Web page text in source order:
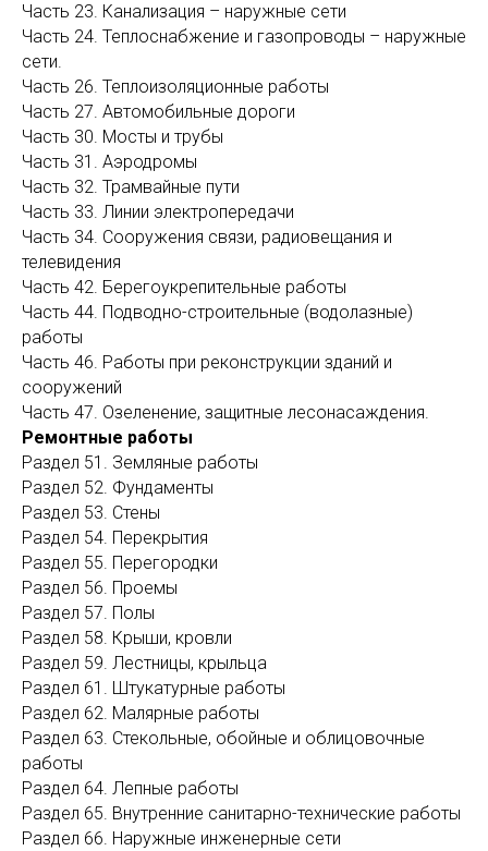
Часть 23. Канализация – наружные сети
Часть 24. Теплоснабжение и газопроводы – наружные
сети.
Часть 26. Теплоизоляционные работы
Часть 27. Автомобильные дороги
Часть 30. Мосты и трубы
Часть 31. Аэродромы
Часть 32. Трамвайные пути
Часть 33. Линии электропередачи
Часть 34. Сооружения связи, радиовещания и
телевидения
Часть 42. Берегоукрепительные работы
Часть 44. Подводно-строительные (водолазные)
работы
Часть 46. Работы при реконструкции зданий и
сооружений
Часть 47. Озеленение, защитные лесонасаждения.
Ремонтные работы
Раздел 51. Земляные работы
Раздел 52. Фундаменты
Раздел 53. Стены
Раздел 54. Перекрытия
Раздел 55. Перегородки
Раздел 56. Проемы
Раздел 57. Полы
Раздел 58. Крыши, кровли
Раздел 59. Лестницы, крыльца
Раздел 61. Штукатурные работы
Раздел 62. Малярные работы
Раздел 63. Стекольные, обойные и облицовочные
работы
Раздел 64. Лепные работы
Раздел 65. Внутренние санитарно-технические работы
Раздел 66. Наружные инженерные сети